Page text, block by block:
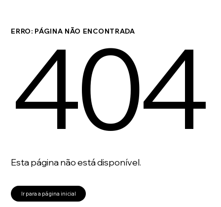
ERRO: PÁGINA NÃO ENCONTRADA
404
Esta página não está disponível.
Ir para a página inicial